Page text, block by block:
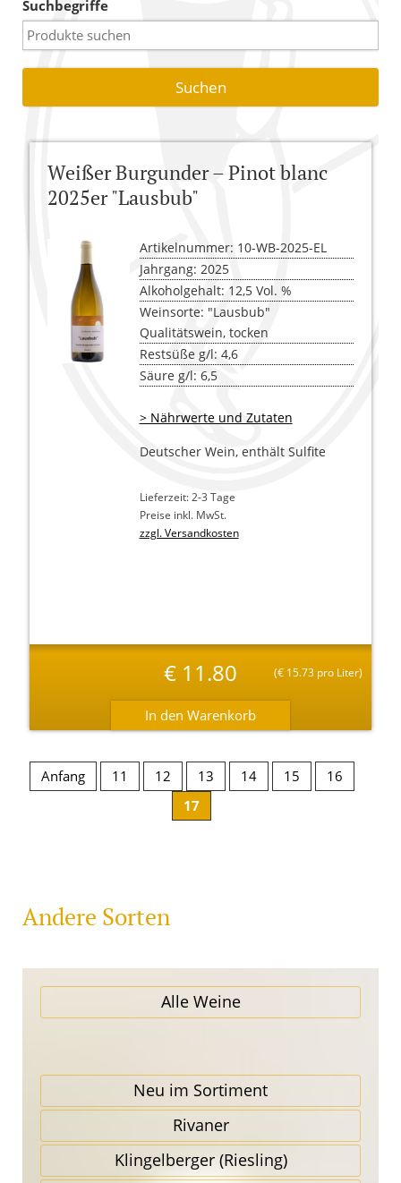
Warenkorb
Versandkosten
AGB
Kasse
Suchbegriffe
Weißer Burgunder – Pinot blanc
2025er "Lausbub"
Artikelnummer: 10-WB-2025-EL
Jahrgang: 2025
Alkoholgehalt: 12,5 Vol. %
Weinsorte: "Lausbub"
Qualitätswein, tocken
Restsüße g/l: 4,6
Säure g/l: 6,5
> Nährwerte und Zutaten
Deutscher Wein, enthält Sulfite
Lieferzeit: 2-3 Tage
Preise inkl. MwSt.
zzgl. Versandkosten
€11.80 (€ 15.73 pro Liter)
Anfang 11 12 13 14 15
16
17
Andere Sorten
Alle Weine
Neu im Sortiment
Rivaner
Klingel­berger (Riesling)